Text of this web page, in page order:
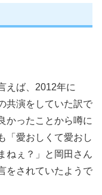
えば、2012年に
共演をしていた訳で
かったことから噂に
「愛おしくて愛おし
ねぇ？」と岡田さん
をされていたようで